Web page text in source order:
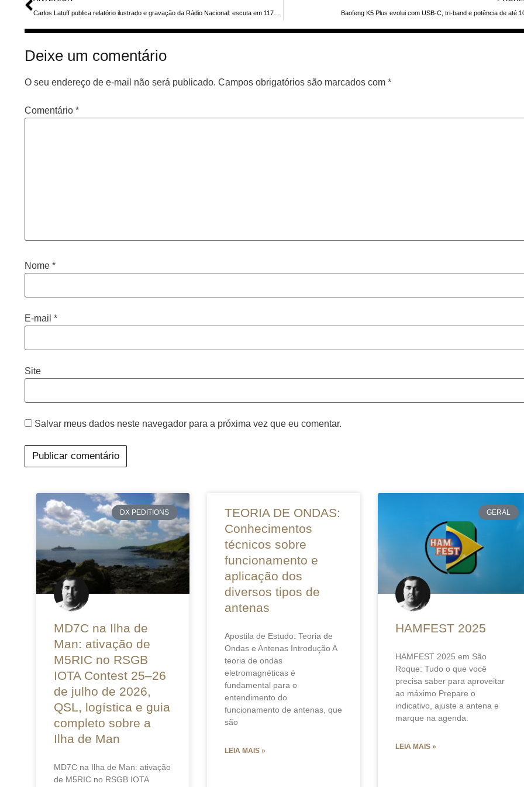
Baofeng K5 Plus evolui com USB-C, tri-band e potência de até
Deixe um comentário
O seu endereço de e-mail não será publicado. Campos obrigatórios são marcados com *
Comentário *
Nome *
E-mail *
Site
Salvar meus dados neste navegador para a próxima vez que eu comentar.
DX PEDITIONS
MD7C na Ilha de
Man: ativação de
M5RIC no RSGB
IOTA Contest 25–26
de julho de 2026,
QSL, logística e guia
completo sobre a
Ilha de Man
MD7C na Ilha de Man: ativação
de M5RIC no RSGB IOTA
TEORIA DE ONDAS:
Conhecimentos
técnicos sobre
funcionamento e
aplicação dos
diversos tipos de
antenas
Apostila de Estudo: Teoria de
Ondas e Antenas Introdução A
teoria de ondas
eletromagnéticas é
fundamental para o
entendimento do
funcionamento de antenas, que
são
LEIA MAIS »
GERAL
HAMFEST 2025
HAMFEST 2025 em São
Roque: Tudo o que você
precisa saber para aproveitar
ao máximo Prepare o
indicativo, ajuste a antena e
marque na agenda:
LEIA MAIS »